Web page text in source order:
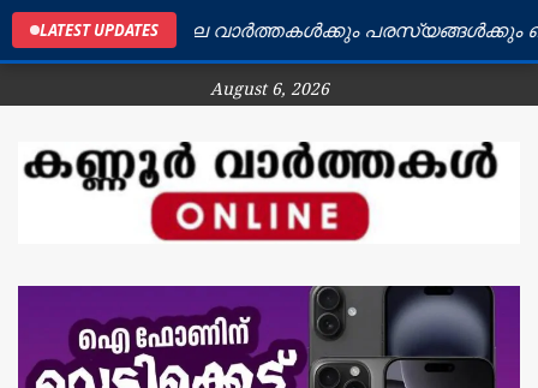
LATEST UPDATES
ജില്ലയിലെ വാർത്തകൾക്കും പരസ്യങ്ങൾക്കും
August 6, 2026